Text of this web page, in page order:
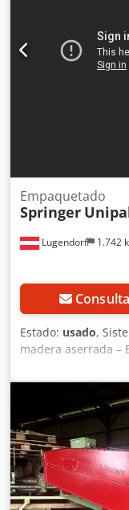
Lugendorf 1.742
Empaquetado
Springer
Estado: usado,
madera aserrada –
Sistema de
ofrece a la venta
alta calidad para
de madera
aserraderos y
está diseñado para
paquetes de
Longitudes de la
Ámbito de